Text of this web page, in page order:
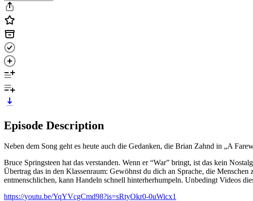
Episode Description
Neben dem Song geht es heute auch die Gedanken, die Brian Zahnd in „A
Bruce Springsteen hat das verstanden. Wenn er “War” bringt, ist das kein
Übertrag das in den Klassenraum: Gewöhnst du dich an Sprache, die
entmenschlichen, kann Handeln schnell hinterherhumpeln. Unbedingt Videos
https://youtu.be/YqYVcgCmd98?is=sRtyOkr0-0uWicx1